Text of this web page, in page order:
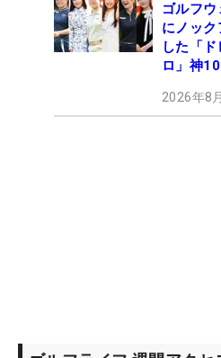
ゴルフ
にノッ
した「
ロ」神10
2026年8